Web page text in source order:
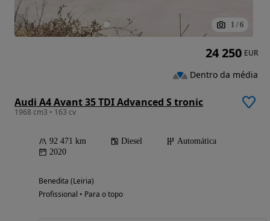
1 / 6
Audi A4 Avant 35 TDI Advanced S tronic
1968 cm3 • 163 cv
92 471 km Diesel
Automática
2020
Benedita (Leiria)
Profissional • Para o topo
24 250 EUR
Dentro da média